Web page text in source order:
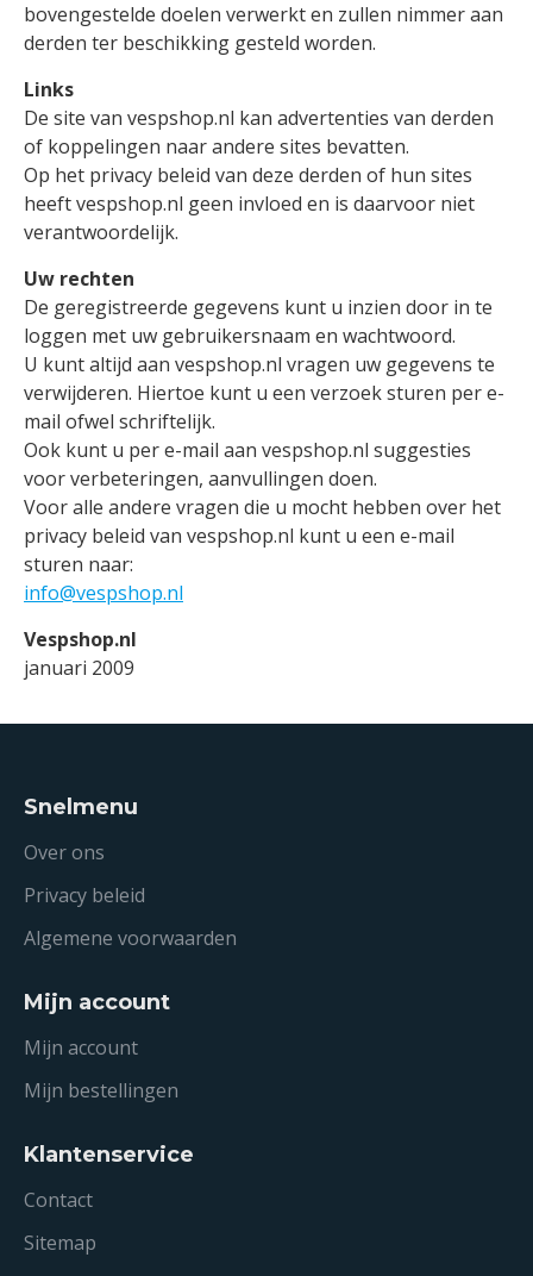
bovengestelde doelen verwerkt en zullen nimmer aan
derden ter beschikking gesteld worden.
Links
De site van vespshop.nl kan advertenties van derden
of koppelingen naar andere sites bevatten.
Op het privacy beleid van deze derden of hun sites
heeft vespshop.nl geen invloed en is daarvoor niet
verantwoordelijk.
Uw rechten
De geregistreerde gegevens kunt u inzien door in te
loggen met uw gebruikersnaam en wachtwoord.
U kunt altijd aan vespshop.nl vragen uw gegevens te
verwijderen. Hiertoe kunt u een verzoek sturen per e-
mail ofwel schriftelijk.
Ook kunt u per e-mail aan vespshop.nl suggesties
voor verbeteringen, aanvullingen doen.
Voor alle andere vragen die u mocht hebben over het
privacy beleid van vespshop.nl kunt u een e-mail
sturen naar:
info@vespshop.nl
Vespshop.nl
januari 2009
Snelmenu
Over ons
Privacy beleid
Algemene voorwaarden
Mijn account
Mijn account
Mijn bestellingen
Klantenservice
Contact
Sitemap